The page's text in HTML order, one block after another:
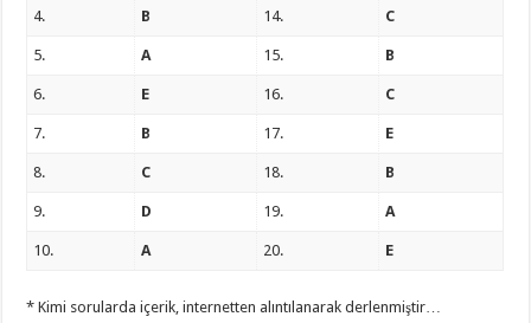
4. B 14. C
5. A 15. B
6. E 16. C
7. B 17. E
8. C 18. B
9. D 19. A
10. A 20. E
* Kimi sorularda içerik, internetten alıntılanarak derlenmiştir…